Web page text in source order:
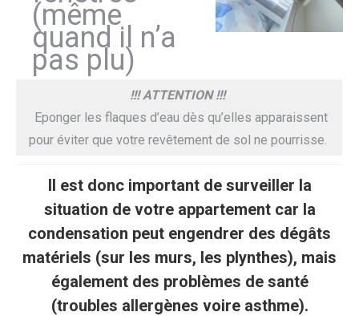
(même
quand il n’a
pas plu)
!!! ATTENTION !!!
Eponger les flaques d’eau dès qu’elles apparaissent
pour éviter que votre revêtement de sol ne pourrisse.
Il est donc important de surveiller la
situation de votre appartement car la
condensation peut engendrer des dégâts
matériels (sur les murs, les plynthes), mais
également des problèmes de santé
(troubles allergènes voire asthme).